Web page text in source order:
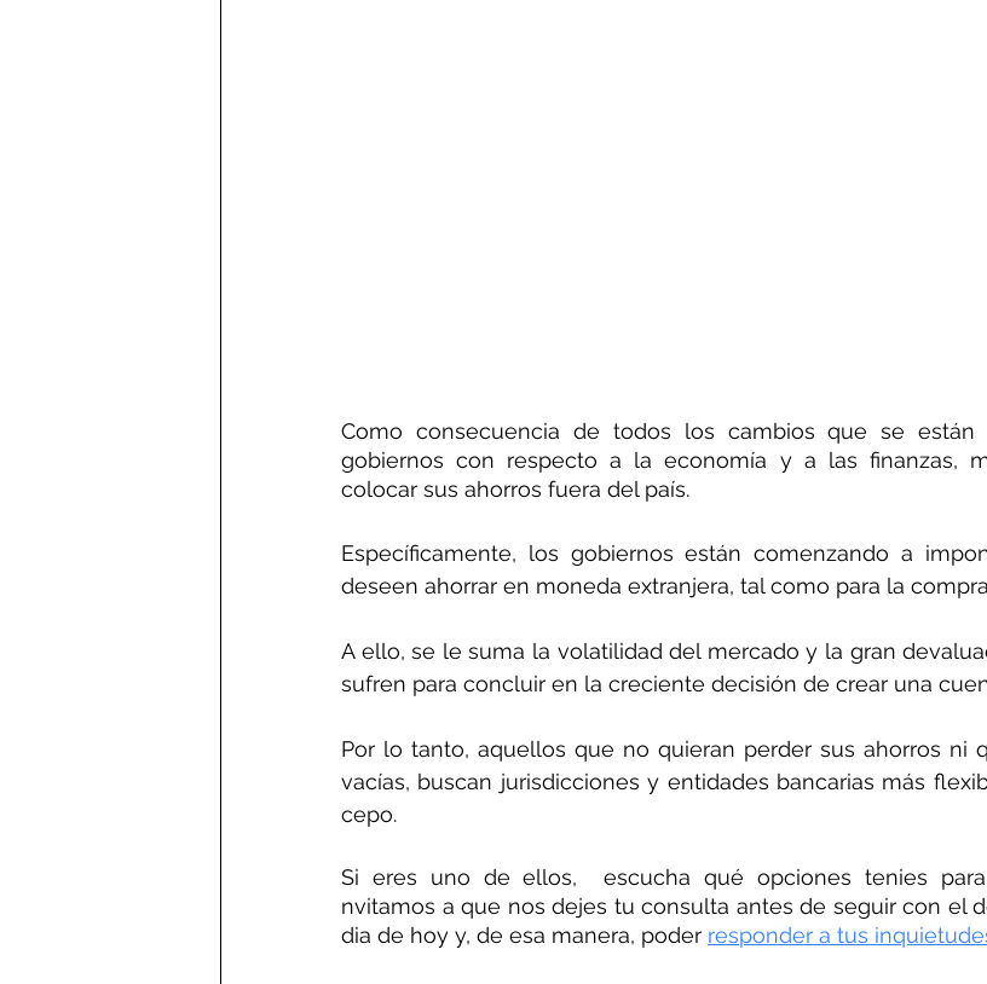
Como consecuencia de todos los cambios que se están
gobiernos con respecto a la economía y a las finanzas,
colocar sus ahorros fuera del país.
Específicamente, los gobiernos están comenzando a
deseen ahorrar en moneda extranjera, tal como para la
A ello, se le suma la volatilidad del mercado y la gran
sufren para concluir en la creciente decisión de crear una
Por lo tanto, aquellos que no quieran perder sus ahorros ni
vacías, buscan jurisdicciones y entidades bancarias más
cepo.
Si eres uno de ellos,  escucha qué opciones tenies
nvitamos a que nos dejes tu consulta antes de seguir con el
dia de hoy y, de esa manera, poder responder a tus